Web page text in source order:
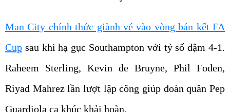
Man City chính thức giành vé vào vòng bán kết FA
Cup sau khi hạ gục Southampton với tỷ số đậm 4-1.
Raheem Sterling, Kevin de Bruyne, Phil Foden,
Riyad Mahrez lần lượt lập công giúp đoàn quân Pep
Guardiola ca khúc khải hoàn.